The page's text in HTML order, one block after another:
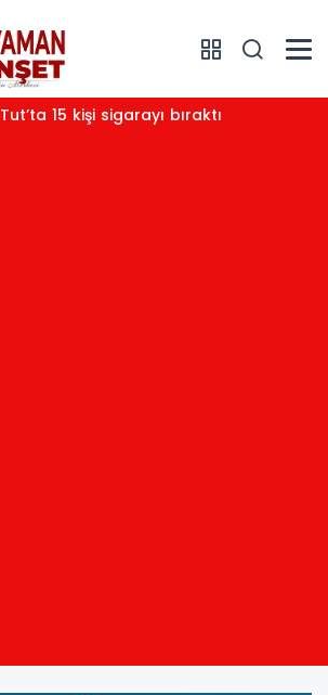
Tut’ta 15 kişi sigarayı bıraktı